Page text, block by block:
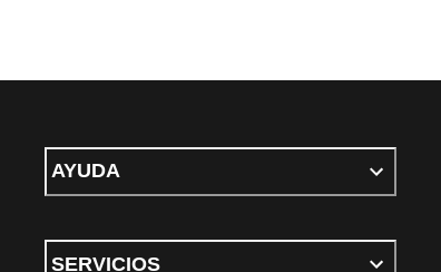
AYUDA
SERVICIOS